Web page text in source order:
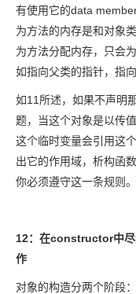
有使用它的data
为方法的内存是和对象
为方法分配内存，只会
如指向父类的指针，指
如11所述，如果不声明
题，当这个对象是以传
这个临时变量会引用这
出它的作用域，析构函
你必须遵守这一条规则。
12：在constructor中
作
对象的构造分两个阶段：